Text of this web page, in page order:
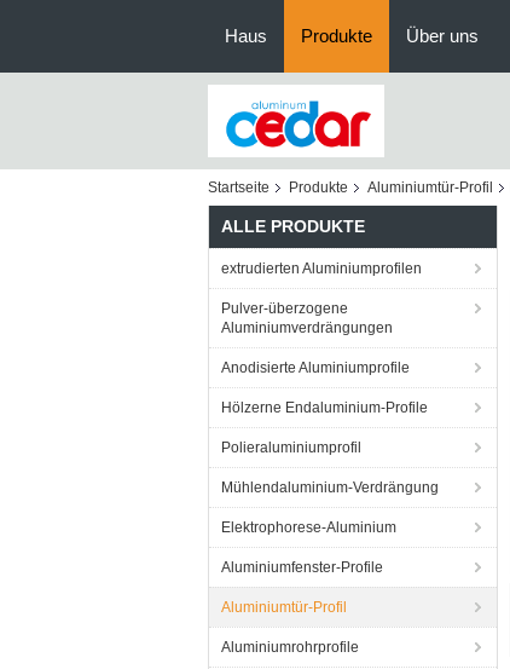
Haus Produkte Über uns
Startseite Produkte Aluminiumtür-Profil
ALLE PRODUKTE
extrudierten Aluminiumprofilen
Pulver-überzogene
Aluminiumverdrängungen
Anodisierte Aluminiumprofile
Hölzerne Endaluminium-Profile
Polieraluminiumprofil
Mühlendaluminium-Verdrängung
Elektrophorese-Aluminium
Aluminiumfenster-Profile
Aluminiumtür-Profil
Aluminiumrohrprofile